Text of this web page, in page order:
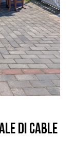
di Cable